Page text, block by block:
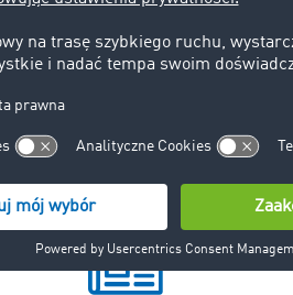
do kilkuset metrów).